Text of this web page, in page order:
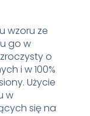
wzoru ze
go w
o
i w 100%
Użycie
w
się na